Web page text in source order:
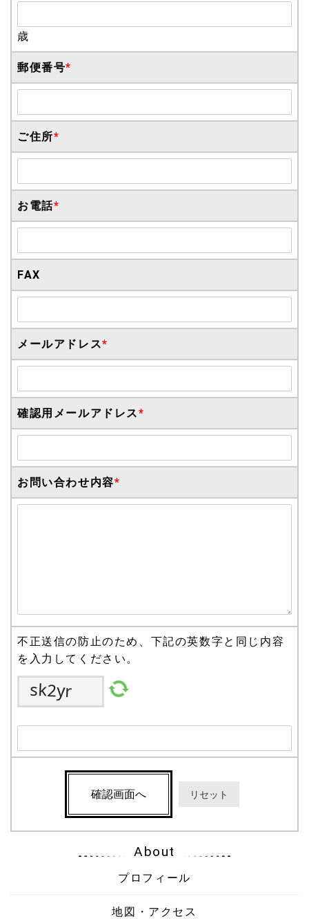
歳
郵便番号*
ご住所*
お電話*
FAX
メールアドレス*
確認用メールアドレス*
お問い合わせ内容*
不正送信の防止のため、下記の英数字と同じ内容
を入力してください。
About
プロフィール
地図・アクセス